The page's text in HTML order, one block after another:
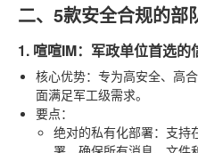
二、5款安全合规的部
1. 喧喧IM：军政单位首选的
核心优势：专为高安全、高
面满足军工级需求。
要点：
绝对的私有化部署：支持